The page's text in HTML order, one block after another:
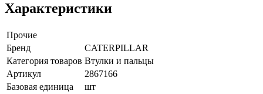
Характеристики
Прочие
Бренд
CATERPILLAR
Категория товаров Втулки и пальцы
Артикул
2867166
Базовая единица
шт